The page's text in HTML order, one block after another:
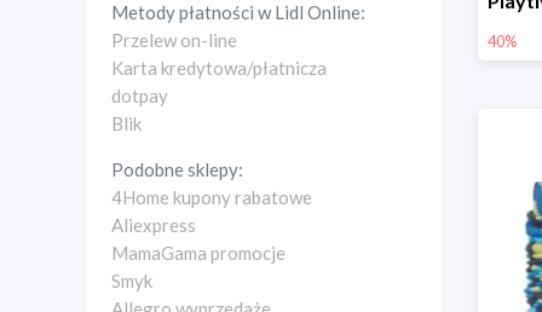
Metody płatności wLidl Online:
Przelew on-line
Karta kredytowa/płatnicza
dotpay
Blik
Podobne sklepy:
4Home kupony rabatowe
Aliexpress
MamaGama promocje
Smyk
40%